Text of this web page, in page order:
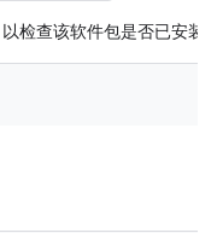
检查该软件包是否已安装